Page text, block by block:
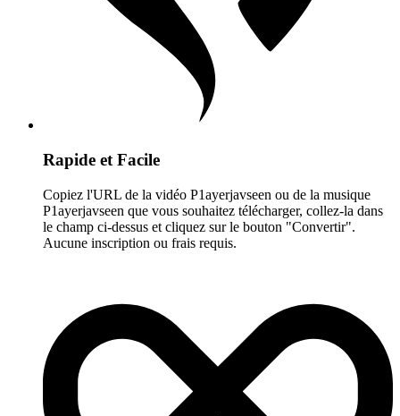
Rapide et Facile
Copiez l'URL de la vidéo P1ayerjavseen ou de la musique
P1ayerjavseen que vous souhaitez télécharger, collez-la dans
le champ ci-dessus et cliquez sur le bouton "Convertir".
Aucune inscription ou frais requis.